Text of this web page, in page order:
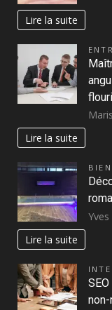
Lire la suite
Lire la suite
Yves
Lire la suite